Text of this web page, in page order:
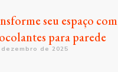
seu espaço com
para parede
de 2025